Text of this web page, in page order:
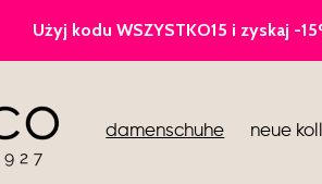
damenschuhe
sportschuhe
neue